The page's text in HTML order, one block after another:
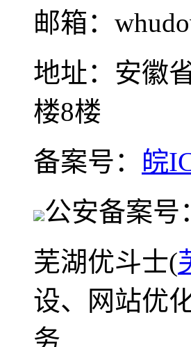
邮箱：
地址：安徽
楼8楼
备案号： 皖
公安备案号
芜湖优斗士(
设、网站优
务